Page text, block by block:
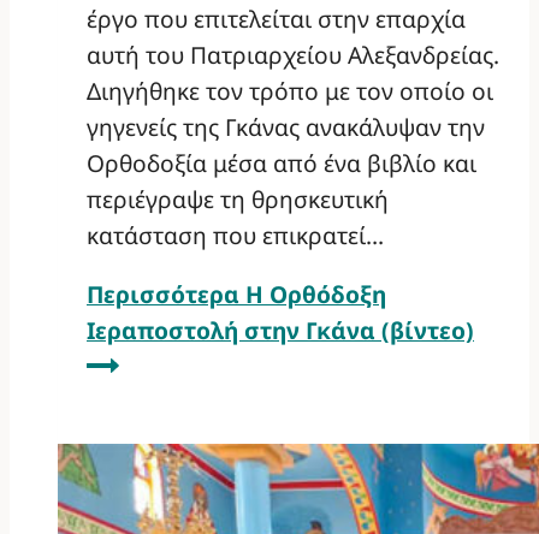
έργο που επιτελείται στην επαρχία
αυτή του Πατριαρχείου Αλεξανδρείας.
Διηγήθηκε τον τρόπο με τον οποίο οι
γηγενείς της Γκάνας ανακάλυψαν την
Ορθοδοξία μέσα από ένα βιβλίο και
περιέγραψε τη θρησκευτική
κατάσταση που επικρατεί…
Περισσότερα Η Ορθόδοξη
Ιεραποστολή στην Γκάνα (βίντεο)